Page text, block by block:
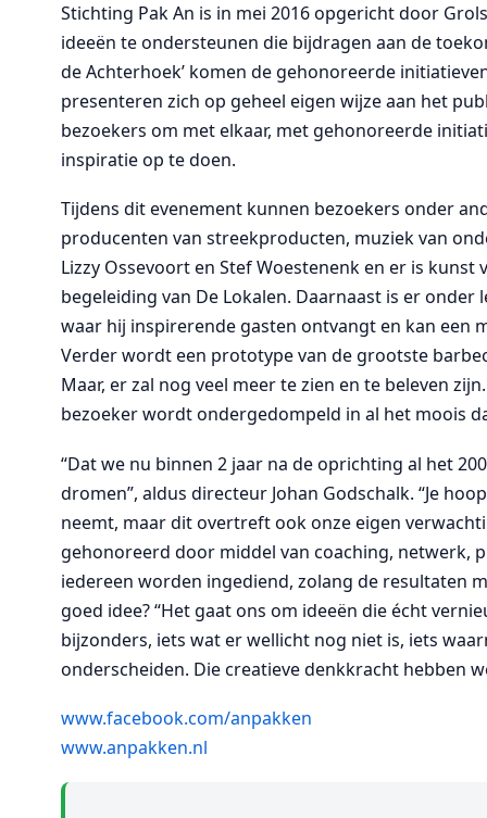
Stichting Pak An is in mei 2016 opgericht door
ideeën te ondersteunen die bijdragen aan de
de Achterhoek’ komen de gehonoreerde
presenteren zich op geheel eigen wijze aan het
bezoekers om met elkaar, met gehonoreerde
inspiratie op te doen.
Tijdens dit evenement kunnen bezoekers onder
producenten van streekproducten, muziek van
Lizzy Ossevoort en Stef Woestenenk en er is
begeleiding van De Lokalen. Daarnaast is er
waar hij inspirerende gasten ontvangt en kan een
Verder wordt een prototype van de grootste
Maar, er zal nog veel meer te zien en te beleven
bezoeker wordt ondergedompeld in al het moois
“Dat we nu binnen 2 jaar na de oprichting al het
dromen”, aldus directeur Johan Godschalk. “Je
neemt, maar dit overtreft ook onze eigen
gehonoreerd door middel van coaching, netwerk,
iedereen worden ingediend, zolang de resultaten
goed idee? “Het gaat ons om ideeën die écht
bijzonders, iets wat er wellicht nog niet is, iets
onderscheiden. Die creatieve denkkracht hebben
www.facebook.com/anpakken
www.anpakken.nl